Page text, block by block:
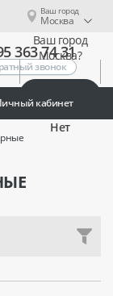
Ваш город
Москва
Ваш город
Москва?
Нет
363 74 31
звонок
кабинет